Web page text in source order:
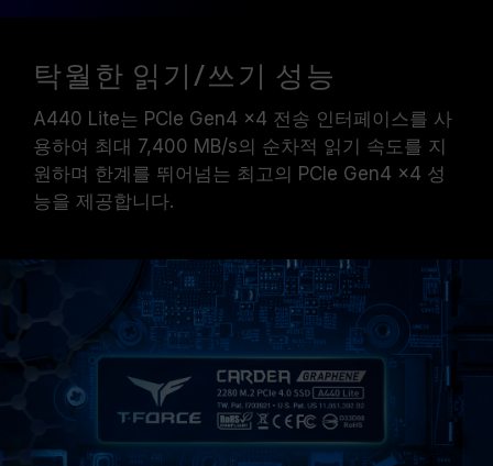
탁월한 읽기/쓰기 성능
A440 Lite는 PCIe Gen4 x4 전송 인터페이스를 사
용하여 최대 7,400 MB/s의 순차적 읽기 속도를 지
원하며 한계를 뛰어넘는 최고의 PCIe Gen4 x4 성
능을 제공합니다.